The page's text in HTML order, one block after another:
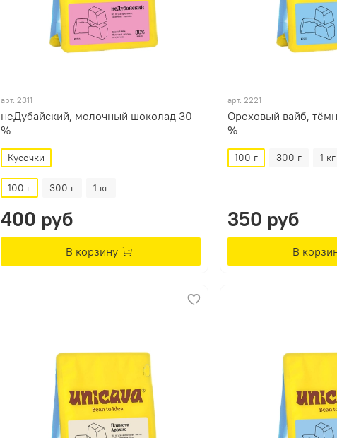
арт. 2311
неДубайский, молочный шоколад 30
%
Кусочки
100 г 300 г 1 кг
400 руб
В корзину
арт. 2221
Ореховый вайб,
%
100 г 300 г 1 кг
350 руб
В